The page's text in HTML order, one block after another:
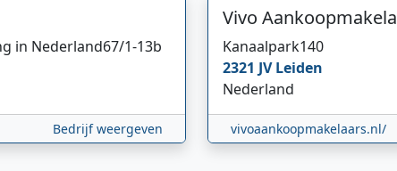
in Nederland67/1-13b
Bedrijf weergeven
Vivo
Kanaalpark140
2321 JVLeiden
Nederland
vivoaankoopmakelaars.nl/